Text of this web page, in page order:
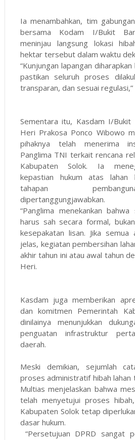
Ia menambahkan, tim
bersama Kodam I/Bukit
meninjau langsung lokasi
hektar tersebut dalam waktu
“Kunjungan lapangan
pastikan seluruh proses
transparan, dan sesuai
Sementara itu, Kasdam I/Bukit
Heri Prakosa Ponco Wibowo
pihaknya telah menerima
Panglima TNI terkait rencana
Kabupaten Solok. Ia
kepastian hukum atas lahan
tahapan
dipertanggungjawabkan.
“Panglima menekankan
harus sah secara formal,
kesepakatan lisan. Jika semua
jelas, kegiatan pembersihan
akhir tahun ini atau awal tahun
Heri.
Kasdam juga memberikan
dan komitmen Pemerintah
dinilainya menunjukkan
penguatan infrastruktur
daerah.
Meski demikian, sejumlah
proses administratif hibah
Multias menjelaskan bahwa
telah menyetujui proses
Kabupaten Solok tetap
dasar hukum.
“Persetujuan DPRD sangat